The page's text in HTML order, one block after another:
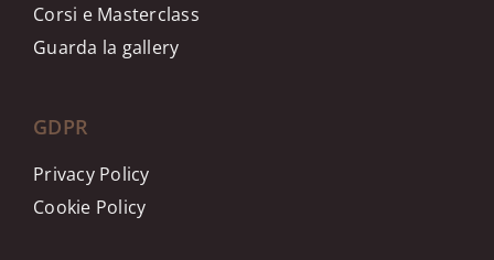
Corsi e Masterclass
Guarda la gallery
GDPR
Privacy Policy
Cookie Policy